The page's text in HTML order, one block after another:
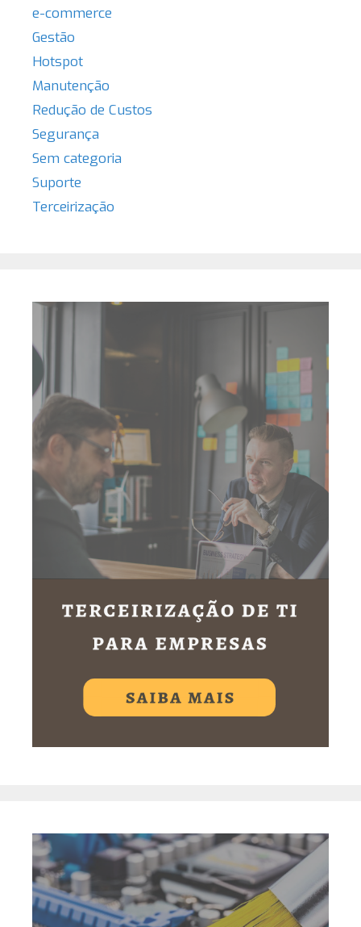
e-commerce
Gestão
Hotspot
Manutenção
Redução de Custos
Segurança
Sem categoria
Suporte
Terceirização